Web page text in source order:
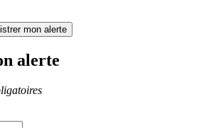
mon alerte
alerte